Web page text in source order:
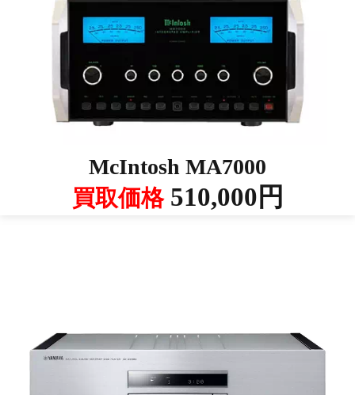
McIntosh MA7000
買取価格510,000円